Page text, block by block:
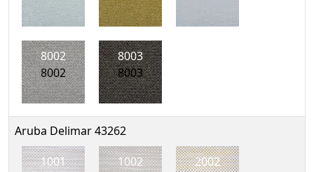
8002
8002
8003
8003
Aruba Delimar 43262
1001
1002
2002